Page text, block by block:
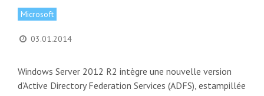
Microsoft
03.01.2014
Windows Server 2012 R2 intègre une nouvelle version
d’Active Directory Federation Services (ADFS), estampillée